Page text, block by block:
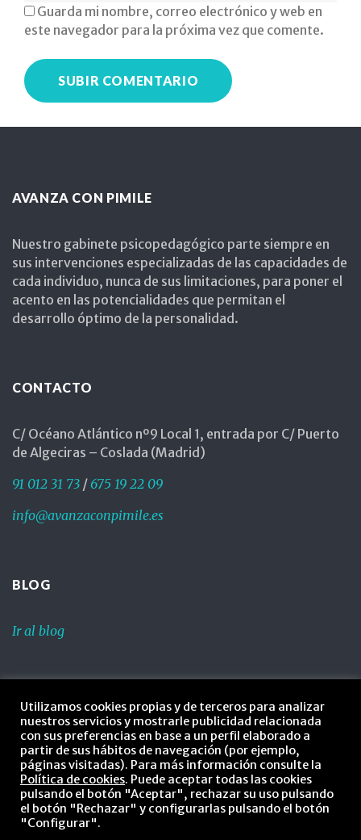
Guarda mi nombre, correo electrónico y web en
este navegador para la próxima vez que comente.
AVANZA CON PIMILE
Nuestro gabinete psicopedagógico parte siempre en
sus intervenciones especializadas de las capacidades de
cada individuo, nunca de sus limitaciones, para poner el
acento en las potencialidades que permitan el
desarrollo óptimo de la personalidad.
CONTACTO
C/ Océano Atlántico nº9 Local 1, entrada por C/ Puerto
de Algeciras – Coslada (Madrid)
91 012 31 73 /675 19 22 09
info@avanzaconpimile.es
BLOG
Ir al blog
Política de privacidad
Política de cookies
Aviso legal
Utilizamos cookies propias y de terceros para analizar
nuestros servicios y mostrarle publicidad relacionada
con sus preferencias en base a un perfil elaborado a
partir de sus hábitos de navegación (por ejemplo,
páginas visitadas). Para más información consulte la
Política de cookies. Puede aceptar todas las cookies
pulsando el botón "Aceptar", rechazar su uso pulsando
el botón "Rechazar" y configurarlas pulsando el botón
"Configurar".